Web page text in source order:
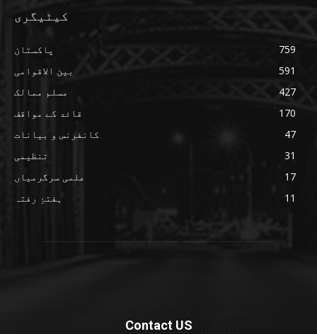
کیٹیگری
پاکستان
759
بین الاقوامی
591
مسلم ممالک
427
قائد کے مواقف
170
کانفرنس و بیانات
47
تنظیمی
31
علمی سرگرمیاں
17
ہفتۂِ رفتہ
11
Contact US